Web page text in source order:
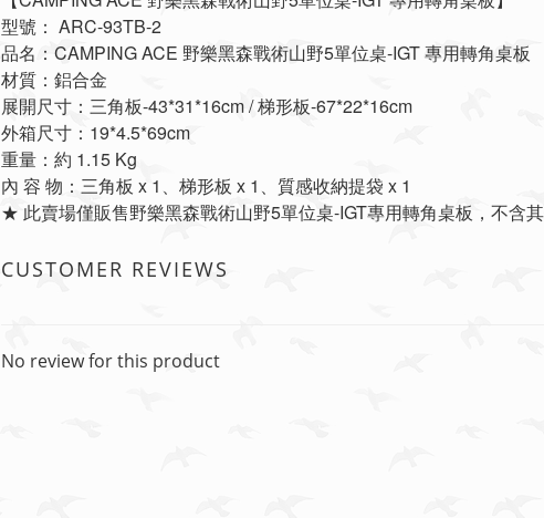
型號： ARC-93TB-2
品名：CAMPING ACE 野樂黑森戰術山野5單位桌-IGT 專用轉角桌板
材質：鋁合金
展開尺寸：三角板-43*31*16cm / 梯形板-67*22*16cm
外箱尺寸：19*4.5*69cm
重量：約 1.15 Kg
內 容 物：三角板 x 1、梯形板 x 1、質感收納提袋 x 1
★ 此賣場僅販售野樂黑森戰術山野5單位桌-IGT專用轉角桌板，不含
CUSTOMER REVIEWS
No review for this product